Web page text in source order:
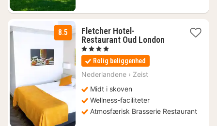
8.5
Fletcher Hotel-
Restaurant Oud London1
, 4 Stjerner
Rolig beliggenhed
Nederlandene › Zeist
Midt i skoven
Wellness-faciliteter
Atmosfærisk Brasserie Restaurant